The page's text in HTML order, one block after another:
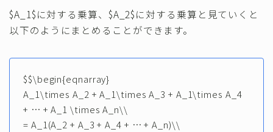
$A_1$に対する乗算、$A_2$に対する乗算と見ていくと
以下のようにまとめることができます。
$$\begin{eqnarray}
A_1\times A_2 + A_1\times A_3 + A_1\times A_4
+ … + A_1 \times A_n\\
= A_1(A_2 + A_3 + A_4 + … + A_n)\\